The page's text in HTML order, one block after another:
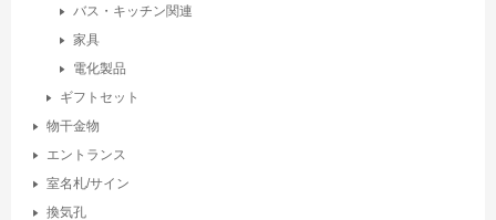
バス・キッチン関連
家具
電化製品
ギフトセット
物干金物
エントランス
室名札/サイン
換気孔